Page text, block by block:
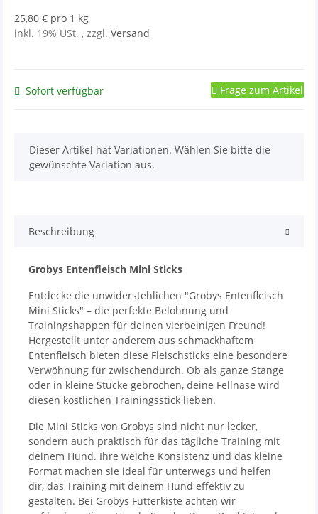
25,80 € pro 1 kg
inkl. 19% USt. , zzgl.Versand
Sofort verfügbar Frage zum Artikel
x
Dieser Artikel hat Variationen. Wählen Sie bitte die
gewünschte Variation aus.
Beschreibung
Grobys Entenfleisch Mini Sticks
Entdecke die unwiderstehlichen "Grobys Entenfleisch
Mini Sticks" – die perfekte Belohnung und
Trainingshappen für deinen vierbeinigen Freund!
Hergestellt unter anderem aus schmackhaftem
Entenfleisch bieten diese Fleischsticks eine besondere
Verwöhnung für zwischendurch. Ob als ganze Stange
oder in kleine Stücke gebrochen, deine Fellnase wird
diesen köstlichen Trainingsstick lieben.
Die Mini Sticks von Grobys sind nicht nur lecker,
sondern auch praktisch für das tägliche Training mit
deinem Hund. Ihre weiche Konsistenz und das kleine
Format machen sie ideal für unterwegs und helfen
dir, das Training mit deinem Hund effektiv zu
gestalten. Bei Grobys Futterkiste achten wir